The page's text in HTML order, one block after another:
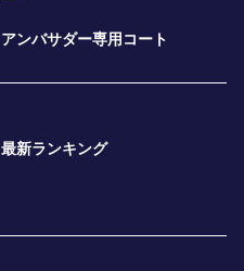
アンバサダー専用コート
最新ランキング